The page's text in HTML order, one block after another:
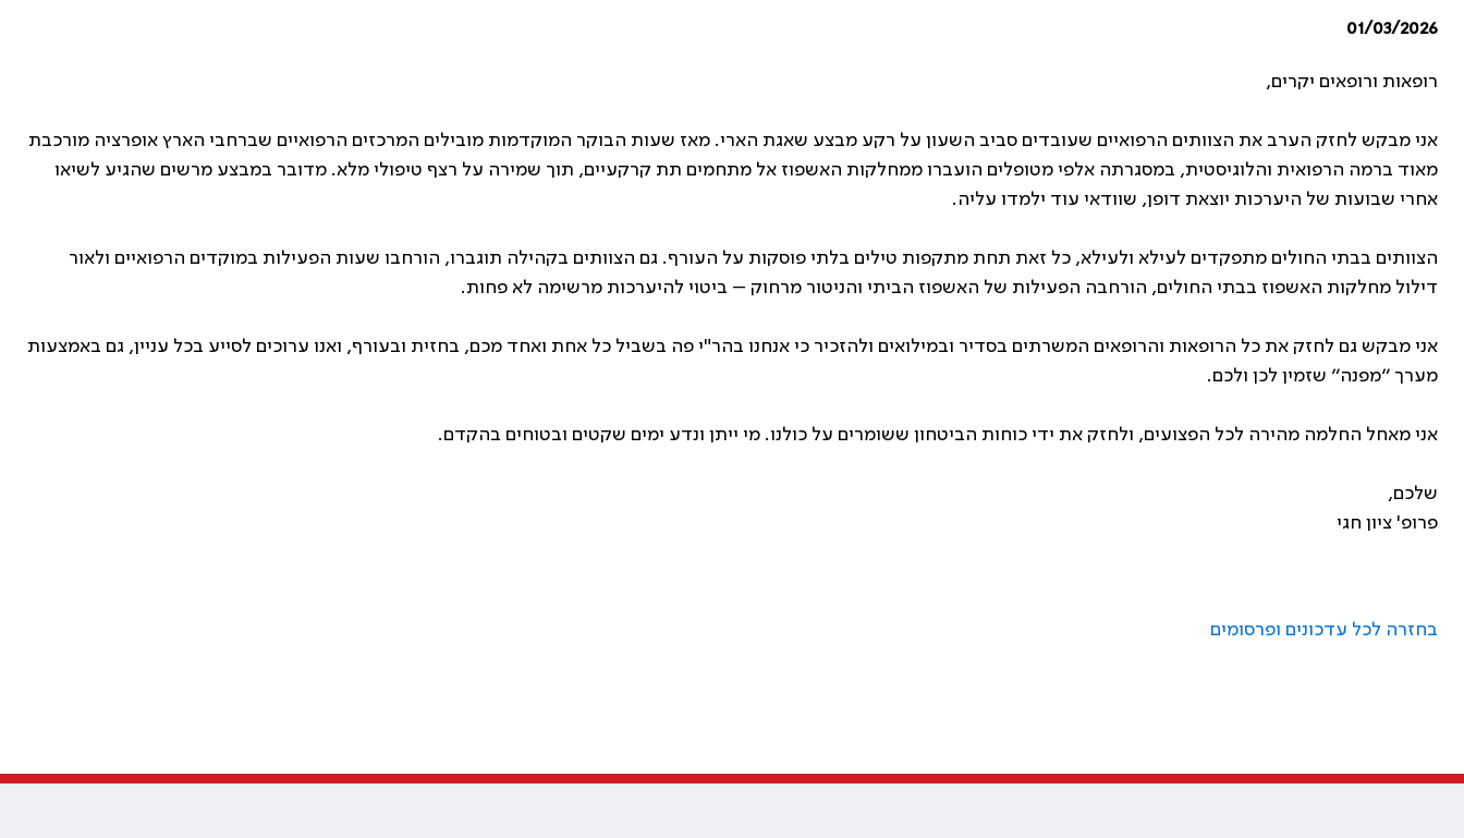
01/03/2026
רופאות ורופאים יקרים,
אני מבקש לחזק הערב את הצוותים הרפואיים שעובדים סביב השעון על רקע מבצע שאגת הארי. מאז שעות הבוקר המוקדמות מובילים המרכזים הרפואיים שברחבי הארץ אופרציה מורכבת
מאוד ברמה הרפואית והלוגיסטית, במסגרתה אלפי מטופלים הועברו ממחלקות האשפוז אל מתחמים תת קרקעיים, תוך שמירה על רצף טיפולי מלא. מדובר במבצע מרשים שהגיע לשיאו
אחרי שבועות של היערכות יוצאת דופן, שוודאי עוד ילמדו עליה.
הצוותים בבתי החולים מתפקדים לעילא ולעילא, כל זאת תחת מתקפות טילים בלתי פוסקות על העורף. גם הצוותים בקהילה תוגברו, הורחבו שעות הפעילות במוקדים הרפואיים ולאור
דילול מחלקות האשפוז בבתי החולים, הורחבה הפעילות של האשפוז הביתי והניטור מרחוק – ביטוי להיערכות מרשימה לא פחות.
אני מבקש גם לחזק את כל הרופאות והרופאים המשרתים בסדיר ובמילואים ולהזכיר כי אנחנו בהר"י פה בשביל כל אחת ואחד מכם, בחזית ובעורף, ואנו ערוכים לסייע בכל עניין, גם באמצעות
מערך ״מפנה״ שזמין לכן ולכם.
אני מאחל החלמה מהירה לכל הפצועים, ולחזק את ידי כוחות הביטחון ששומרים על כולנו. מי ייתן ונדע ימים שקטים ובטוחים בהקדם.
שלכם,
פרופ' ציון חגי
בחזרה לכל עדכונים ופרסומים